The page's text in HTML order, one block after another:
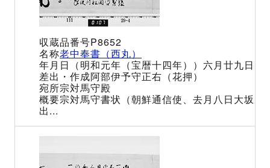
P8652
老中奉書（西丸）
（明和元年（宝暦十四年））六月廿九日
阿部伊予守正右（花押）
宗対馬守殿
宗対馬守書状（朝鮮通信使、去月八日大坂
出...